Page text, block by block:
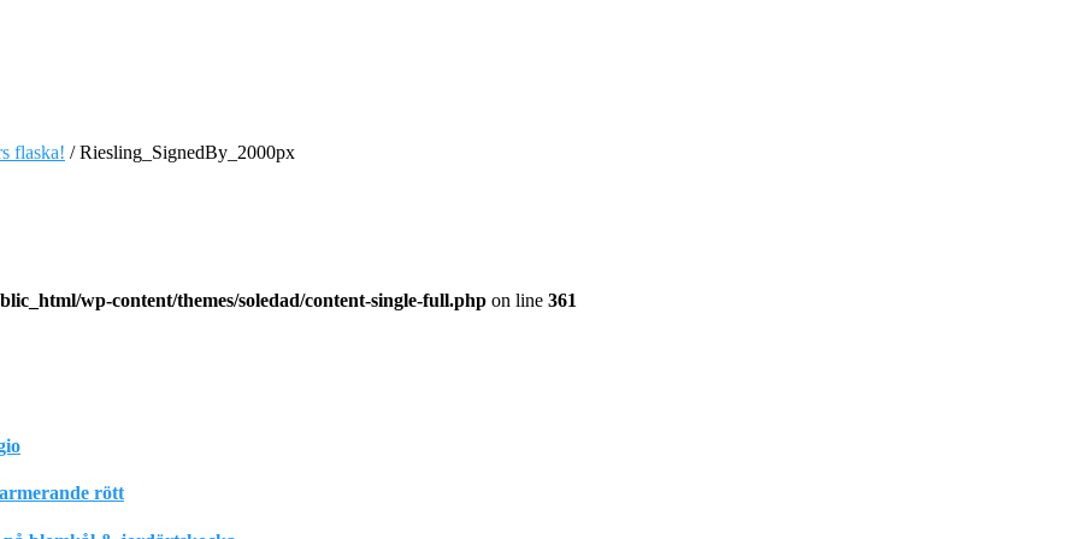
flaska! /Riesling_SignedBy_2000px
wp-content/themes/soledad/content-single-full.php on line 361
rött